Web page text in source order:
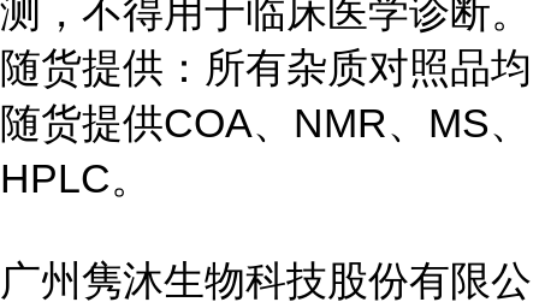
测，不得用于临床医学诊断。
随货提供：所有杂质对照品均
随货提供COA、NMR、MS、
HPLC。
广州隽沐生物科技股份有限公